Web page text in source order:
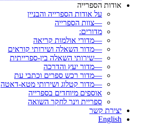
אודות הספרייה
על אודות הספרייה והבניין
—צוות הספרייה
מדורים:
—מדורי אולמות קריאה
—מדור השאלה ושירותי קוראים
—שירותי השאלה בין-ספרייתית
—מדור יעץ והדרכה
—מדור רכש ספרים וכתבי עת
—מדור קטלוג ושירותי מטא-דאטה
אוספים מיוחדים בספרייה
ספריית וינר לחקר השואה
יצירת קשר
English